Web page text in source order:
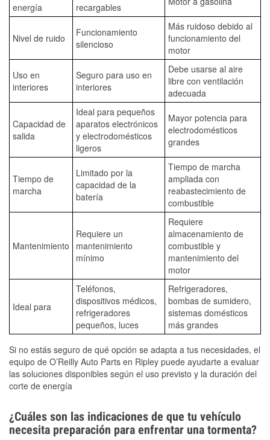
energía
recargables
Nivel de ruido
Funcionamiento
silencioso
Más ruidoso debido al
funcionamiento del
motor
Uso en
interiores
Seguro para uso en
interiores
Debe usarse al aire
libre con ventilación
adecuada
Capacidad de
salida
Ideal para pequeños
aparatos electrónicos
y electrodomésticos
ligeros
Mayor potencia para
electrodomésticos
grandes
Tiempo de
marcha
Limitado por la
capacidad de la
batería
Tiempo de marcha
ampliada con
reabastecimiento de
combustible
Mantenimiento
Requiere un
mantenimiento
mínimo
Requiere
almacenamiento de
combustible y
mantenimiento del
motor
Ideal para
Teléfonos,
dispositivos médicos,
refrigeradores
pequeños, luces
Refrigeradores,
bombas de sumidero,
sistemas domésticos
más grandes
Si no estás seguro de qué opción se adapta a tus necesidades, el
equipo de O’Reilly Auto Parts en Ripley puede ayudarte a evaluar
las soluciones disponibles según el uso previsto y la duración del
corte de energía
¿Cuáles son las indicaciones de que tu vehículo
necesita preparación para enfrentar una tormenta?